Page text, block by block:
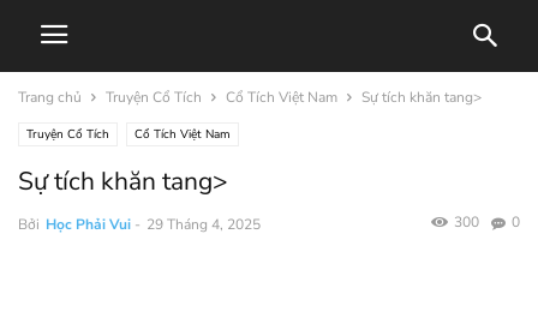
Trang chủ Truyện Cổ Tích Cổ Tích Việt Nam Sự tích khăn tang>
Truyện Cổ Tích Cổ Tích Việt Nam
Sự tích khăn tang>
Bởi Học Phải Vui - 29 Tháng 4, 2025 0
300